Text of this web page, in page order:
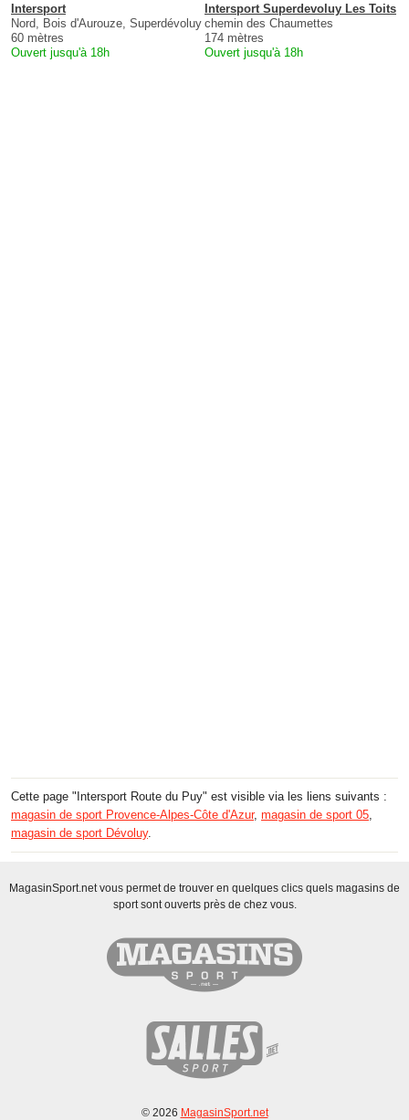
Intersport
Nord, Bois d'Aurouze, Superdévoluy
60 mètres
Ouvert jusqu'à 18h
Intersport Superdevoluy Les Toits
chemin des Chaumettes
174 mètres
Ouvert jusqu'à 18h
Cette page "Intersport Route du Puy" est visible via les liens suivants :
magasin de sport Provence-Alpes-Côte d'Azur, magasin de sport 05
magasin de sport Dévoluy.
MagasinSport.net vous permet de trouver en quelques clics quels magasins de
sport sont ouverts près de chez vous.
© 2026 MagasinSport.net